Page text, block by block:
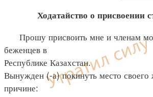
Ходатайство о присвоении
Прошу присвоить мне и членам
беженцев в
Республике Казахстан.
Вынужден (-а) покинуть место своего
причине: